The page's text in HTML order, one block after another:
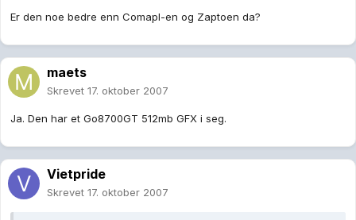
Er den noe bedre enn Comapl-en og Zaptoen da?
maets
Skrevet 17. oktober 2007
Ja. Den har et Go8700GT 512mb GFX i seg.
Vietpride
Skrevet 17. oktober 2007